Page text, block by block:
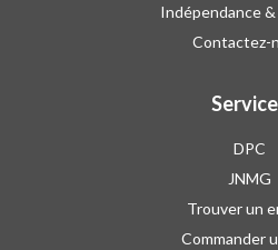
Indépendance
Contactez-
DPC
JNMG
Trouver un
Commander